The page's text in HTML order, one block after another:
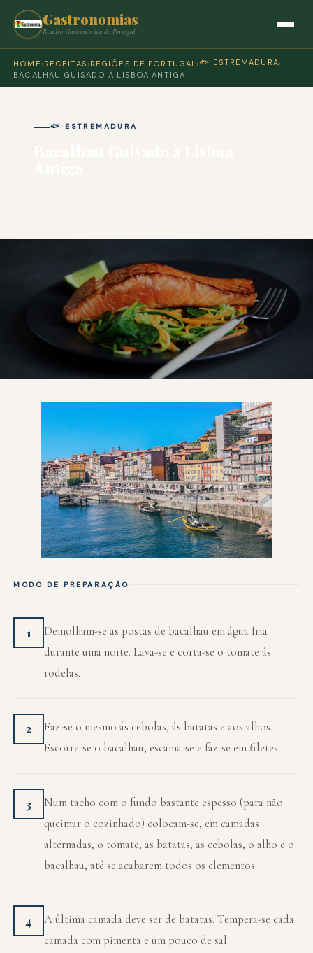
Gastronomias
Roteiro Gastronómico de Portugal
HOME › RECEITAS › REGIÕES DE PORTUGAL ›🐟 ESTREMADURA›
BACALHAU GUISADO À LISBOA ANTIGA
🐟 ESTREMADURA
MODO DE PREPARAÇÃO
1
Demolham-se as postas de bacalhau em água fria
durante uma noite. Lava-se e corta-se o tomate ás
rodelas.
2
Faz-se o mesmo ás cebolas, ás batatas e aos alhos.
Escorre-se o bacalhau, escama-se e faz-se em filetes.
3
Num tacho com o fundo bastante espesso (para não
queimar o cozinhado) colocam-se, em camadas
alternadas, o tomate, as batatas, as cebolas, o alho e o
bacalhau, até se acabarem todos os elementos.
4
A última camada deve ser de batatas. Tempera-se cada
camada com pimenta e um pouco de sal.